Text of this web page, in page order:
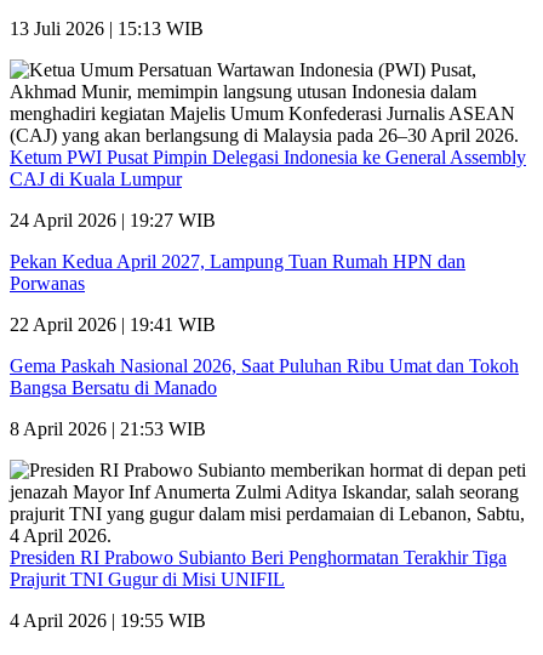
13 Juli 2026 | 15:13 WIB
Ketum PWI Pusat Pimpin Delegasi Indonesia ke General Assembly
CAJ di Kuala Lumpur
24 April 2026 | 19:27 WIB
Pekan Kedua April 2027, Lampung Tuan Rumah HPN dan
Porwanas
22 April 2026 | 19:41 WIB
Gema Paskah Nasional 2026, Saat Puluhan Ribu Umat dan Tokoh
Bangsa Bersatu di Manado
8 April 2026 | 21:53 WIB
Presiden RI Prabowo Subianto Beri Penghormatan Terakhir Tiga
Prajurit TNI Gugur di Misi UNIFIL
4 April 2026 | 19:55 WIB